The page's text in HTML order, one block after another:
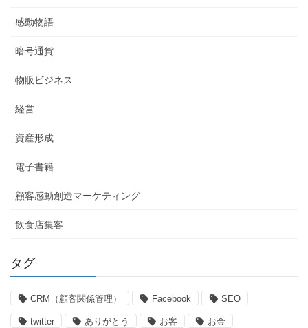
感動物語
暗号通貨
物販ビジネス
経営
資産形成
電子書籍
顧客感動創造マーケティング
飲食店集客
タグ
CRM（顧客関係管理） Facebook SEO
twitter ありがとう お客 お金